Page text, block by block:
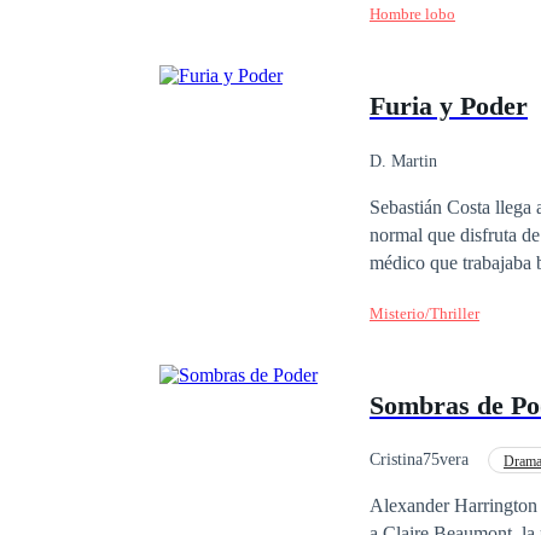
tenerlas cerca. Las
por tres parejas, que
Hombre lobo
Furia y Poder
D. Martin
Sebastián Costa
normal que disfruta
médico que trabajaba
organización. Su
Misterio/Thriller
Sombras de
Cristina75vera Drama
Alexander Harrington